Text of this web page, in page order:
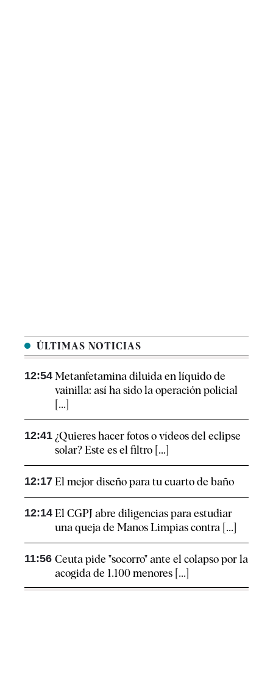
ÚLTIMAS NOTICIAS
12:54 Metanfetamina diluida en líquido de
vainilla: así ha sido la operación policial
[...]
12:41 ¿Quieres hacer fotos o vídeos del eclipse
solar? Este es el filtro [...]
12:17 El mejor diseño para tu cuarto de baño
12:14 El CGPJ abre diligencias para estudiar
una queja de Manos Limpias contra [...]
11:56 Ceuta pide "socorro" ante el colapso por la
acogida de 1.100 menores [...]